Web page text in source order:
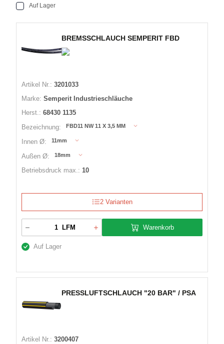
Auf Lager
BREMSSCHLAUCH SEMPERIT FBD
Artikel Nr.: 3201033
Marke: Semperit Industrieschläuche
Herst.: 68430 1135
Bezeichnung:
FBD11 NW 11 X 3,5 MM
Innen Ø: 11mm
Außen Ø: 18mm
Betriebsdruck max.: 10
2 Varianten
LFM Warenkorb
Auf Lager
PRESSLUFTSCHLAUCH "20 BAR" / PSA
Artikel Nr.: 3200407